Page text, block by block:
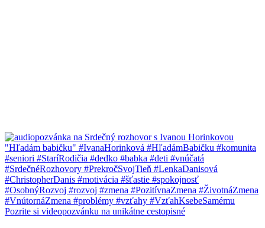
Pozrite si videopozvánku na unikátne cestopisné